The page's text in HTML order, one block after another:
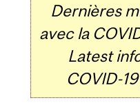
Dernières
avec la
Latest
COVID-19